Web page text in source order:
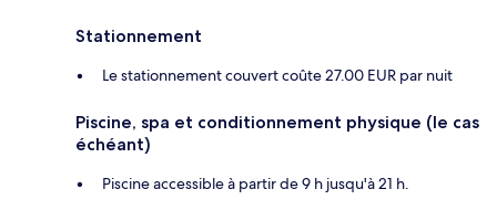
Stationnement
Le stationnement couvert coûte 27.00 EUR par nuit
Piscine, spa et conditionnement physique (le cas
échéant)
Piscine accessible à partir de 9 h jusqu'à 21 h.